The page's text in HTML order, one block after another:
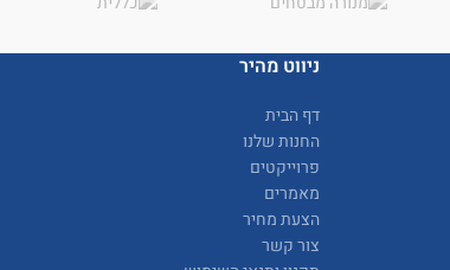
ניווט מהיר
דף הבית
החנות שלנו
פרוייקטים
מאמרים
הצעת מחיר
צור קשר